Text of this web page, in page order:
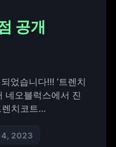
공개
었습니다!!! ‘트렌치
네오블럭스에서 진
치코트
2023